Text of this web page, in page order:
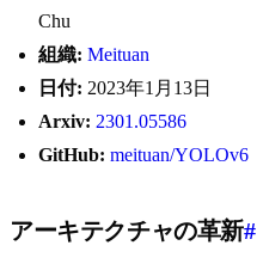
Chu
組織: Meituan
日付: 2023年1月13日
Arxiv: 2301.05586
GitHub: meituan/YOLOv6
アーキテクチャの革新#